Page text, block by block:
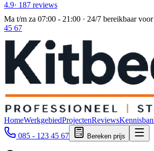
4.9· 187 reviews
Ma t/m za 07:00 - 21:00 · 24/7 bereikbaar voor
45 67
HomeWerkgebiedProjectenReviews
085 - 123 45 67
Bereken prijs